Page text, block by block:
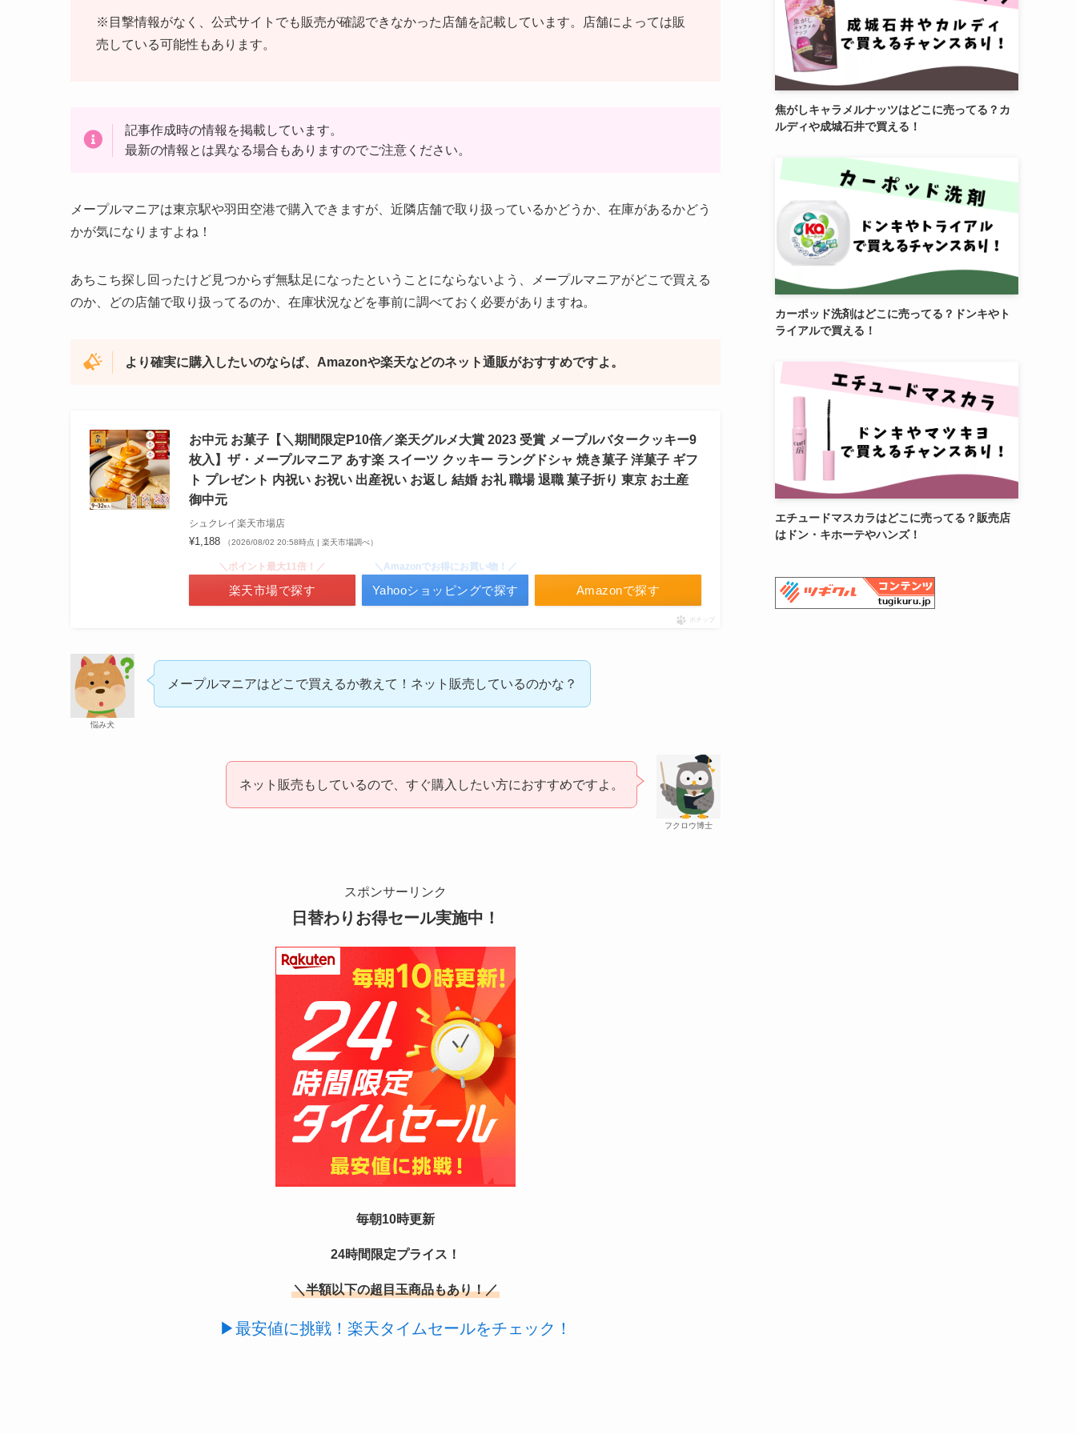
※目撃情報がなく、公式サイトでも販売が確認できなかった店舗を記載しています。店舗によっては販
売している可能性もあります。
記事作成時の情報を掲載しています。
最新の情報とは異なる場合もありますのでご注意ください。
メープルマニアは東京駅や羽田空港で購入できますが、近隣店舗で取り扱っているかどうか、在庫があるかどう
かが気になりますよね！
あちこち探し回ったけど見つからず無駄足になったということにならないよう、メープルマニアがどこで買える
のか、どの店舗で取り扱ってるのか、在庫状況などを事前に調べておく必要がありますね。
より確実に購入したいのならば、Amazonや楽天などのネット通販がおすすめですよ。
お中元 お菓子【＼期間限定P10倍／楽天グルメ大賞 2023 受賞 メープルバタークッキー9
枚入】ザ・メープルマニア あす楽 スイーツ クッキー ラングドシャ 焼き菓子 洋菓子 ギフ
ト プレゼント 内祝い お祝い 出産祝い お返し 結婚 お礼 職場 退職 菓子折り 東京 お土産
御中元
シュクレイ楽天市場店
¥1,188 （2026/08/02 20:58時点 | 楽天市場調べ）
Amazonで探す
＼ポイント最大11倍！／
楽天市場で探す
＼Amazonでお得にお買い物！／
Yahooショッピングで探す
ポチップ
悩み犬
メープルマニアはどこで買えるか教えて！ネット販売しているのかな？
フクロウ博士
ネット販売もしているので、すぐ購入したい方におすすめですよ。
スポンサーリンク
日替わりお得セール実施中！
毎朝10時更新
24時間限定プライス！
＼半額以下の超目玉商品もあり！／
▶最安値に挑戦！楽天タイムセールをチェック！
焦がしキャラメルナッツはどこに売ってる？カ
ルディや成城石井で買える！
カーポッド洗剤はどこに売ってる？ドンキやト
ライアルで買える！
エチュードマスカラはどこに売ってる？販売店
はドン・キホーテやハンズ！